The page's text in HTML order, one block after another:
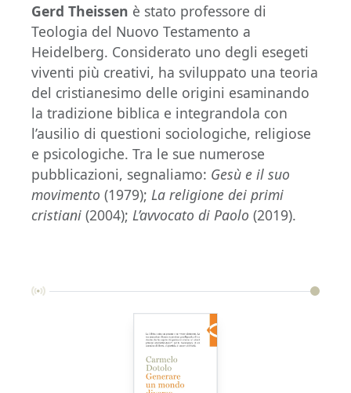
Gerd Theissen è stato professore di
Teologia del Nuovo Testamento a
Heidelberg. Considerato uno degli esegeti
viventi più creativi, ha sviluppato una teoria
del cristianesimo delle origini esaminando
la tradizione biblica e integrandola con
l’ausilio di questioni sociologiche, religiose
e psicologiche. Tra le sue numerose
pubblicazioni, segnaliamo: Gesù e il suo
movimento (1979); La religione dei primi
cristiani (2004); L’avvocato di Paolo (2019).